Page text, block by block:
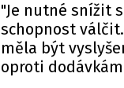
"Je nutné snížit
schopnost
měla být
oproti